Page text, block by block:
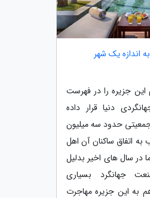
اندازه یک شهر
این جزیره را در فهرست
دنیا قرار داده
حدود سه میلیون
به اتفاق ساکنان آن اهل
در سال های اخیر بدلیل
جهانگرد بسیاری
هم به این جزیره مهاجرت